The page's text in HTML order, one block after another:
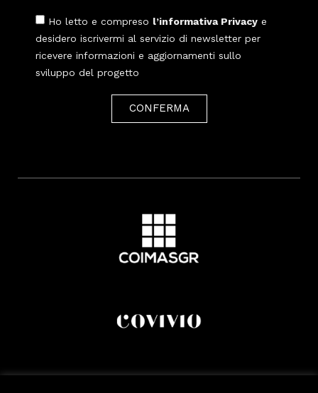
Ho letto e compreso l’informativa Privacy e
desidero iscrivermi al servizio di newsletter per
ricevere informazioni e aggiornamenti sullo
sviluppo del progetto
CONFERMA